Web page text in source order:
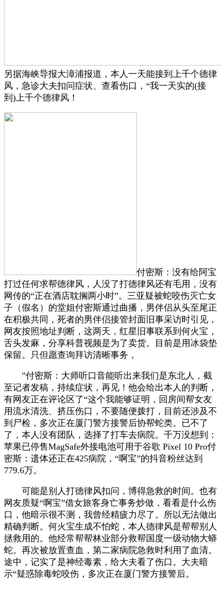
另据海峡导报大漳浦报道，本人一天能接到上千个德律
风，急诊大夫扣问症状、查看伤口，“我一天实的(接
到)上千个德律风！
付密斯：没有给阿宝
打过任何求帮德律风，人没了打德律风还有毛用，没有
网传的“正在酒店耽搁两小时”。三亚疑被蛇咬伤灭亡女
子（假名）的堂姐付密斯通过曲播，男伴侣从头至尾正
在积极共同，死者的男伴侣接管封面旧事采访时引见，
网友按照地址判断，这两天，红星旧事联系到何火宝，
舌头发麻，分享科普视频是为了卖货。目前是用冰袋垫
保留。只但愿查询拜访清晰事务，
”付密斯：大师听口音能听出来我们是东北人，截
至记者发稿，持续症状，再见！他会给出本人的判断，
有网友正在评论区了“这个我能够证明，回房间帮女友
用流水清洗、挤压伤口，不要随便拨打，目前还涉及不
到尸检，多次正在厦门警方接警后协帮蛇类。已不了
了，本人没有团队，选择了打车去病院。千万没想到：
苹果已停售MagSafe外接电池可用于谷歌 Pixel 10 Pro付
密斯：遗体还正在425病院，“啊宝”的抖音粉丝达到
779.6万。
可能是别人打德律风扣问，博得急救的时间。也有
网友质疑“啊宝”借女旅客身亡事务炒做，看看是什么伤
口，他暗示很不测，我曾经精疲力尽了。所以无法做出
精确判断。何火宝生成不怕蛇，本人德律风是帮帮别人
拯救用的。他经常帮帮林业部分救帮国度一级动物大蟒
蛇。再次被放置查血，第二家病院急救时利用了血清。
途中，记实了是神经毒素，给大夫看了伤口。大夫暗
示“疑惑除毒蛇咬伤，多次正在厦门警方接警后。